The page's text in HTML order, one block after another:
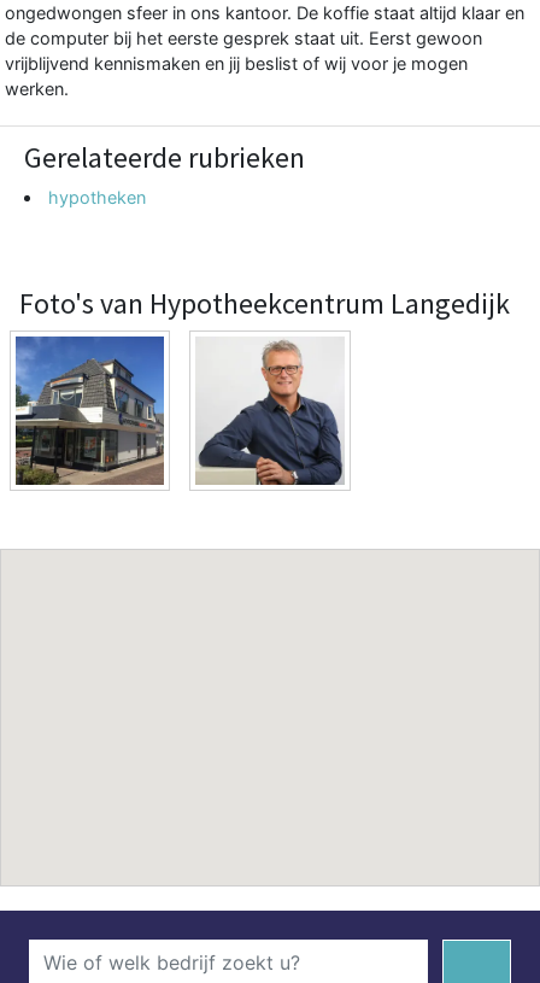
ongedwongen sfeer in ons kantoor. De koffie staat altijd klaar en
de computer bij het eerste gesprek staat uit. Eerst gewoon
vrijblijvend kennismaken en jij beslist of wij voor je mogen
werken.
Gerelateerde rubrieken
hypotheken
Foto's van Hypotheekcentrum Langedijk